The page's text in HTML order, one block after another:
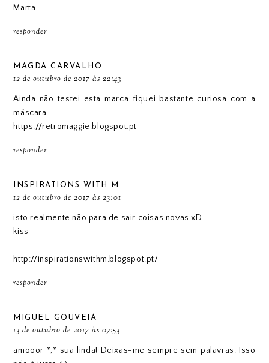
Marta
responder
MAGDA CARVALHO
12 de outubro de 2017 às 22:43
Ainda não testei esta marca fiquei bastante curiosa com a
máscara
https://retromaggie.blogspot.pt
responder
INSPIRATIONS WITH M
12 de outubro de 2017 às 23:01
isto realmente não para de sair coisas novas xD
kiss
http://inspirationswithm.blogspot.pt/
responder
MIGUEL GOUVEIA
13 de outubro de 2017 às 07:53
amooor *,* sua linda! Deixas-me sempre sem palavras. Isso